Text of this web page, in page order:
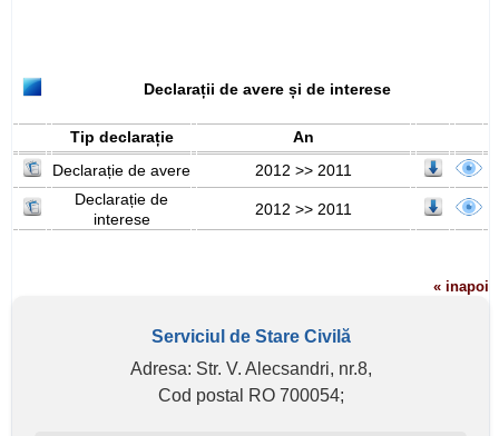
Declarații de avere și de interese
Tip declarație
An
Declarație de avere
2012 >> 2011
Declarație de
interese
2012 >> 2011
« inapoi
Serviciul de Stare Civilă
Adresa: Str. V. Alecsandri, nr.8,
Cod postal RO 700054;